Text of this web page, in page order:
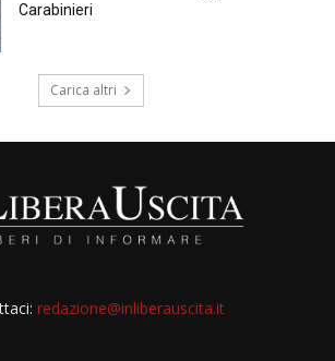
Carabinieri
Carica altri
redazione@inliberauscita.it